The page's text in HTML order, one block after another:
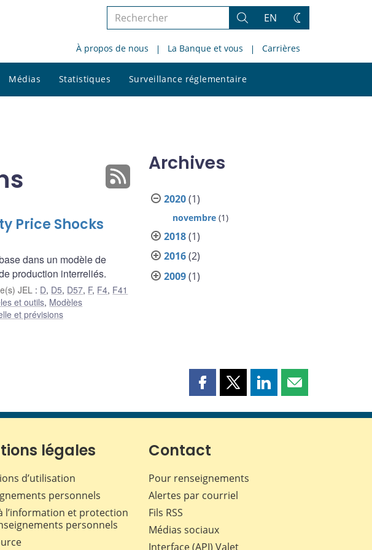
Rechercher
le
site
Rechercher
EN
Changez
thème
À propos de nous La Banque et vous Carrières
Médias Statistiques Surveillance réglementaire
le
Price Shocks
dans un modèle de
production interreliés.
JEL : D, D5, D57, F, F4, F41
et outils, Modèles
et prévisions
Archives
2020(1)
novembre (1)
2018(1)
2016(2)
2009(1)
Partager
page
Facebook
Partager
page
Partager
page
Partager
page
légales
d’utilisation
personnels
l’information et protection
personnels
Contact
Pour renseignements
Alertes par courriel
Fils RSS
Médias sociaux
Interface (API) Valet